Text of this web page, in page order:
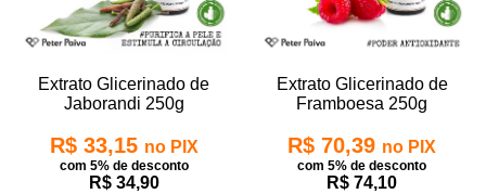
Extrato Glicerinado de
Jaborandi 250g
R$ 33,15 no PIX
com 5% de desconto
R$ 34,90
Extrato Glicerinado de
Framboesa 250g
R$ 70,39 no PIX
com 5% de desconto
R$ 74,10